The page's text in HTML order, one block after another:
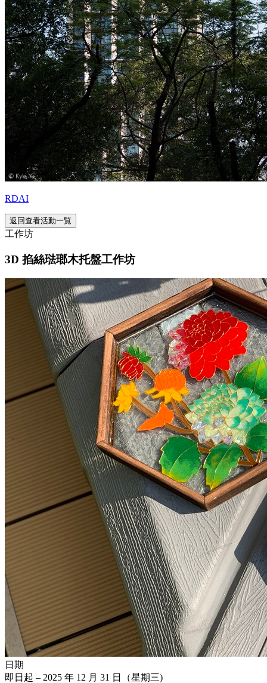
RDAI
返回查看活動一覧
工作坊
3D 掐絲琺瑯木托盤工作坊
日期
即日起 – 2025 年 12 月 31 日（星期三)